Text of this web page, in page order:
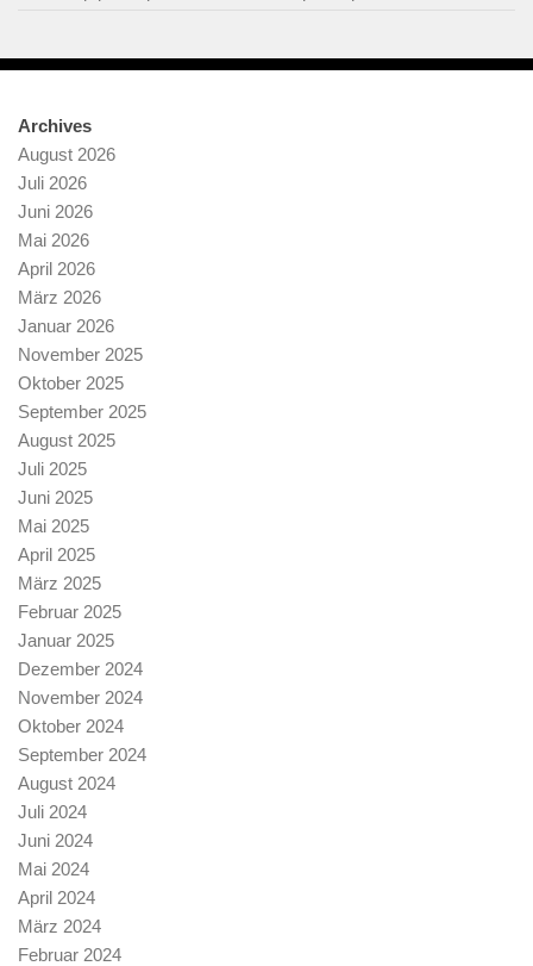
Archives
August 2026
Juli 2026
Juni 2026
Mai 2026
April 2026
März 2026
Januar 2026
November 2025
Oktober 2025
September 2025
August 2025
Juli 2025
Juni 2025
Mai 2025
April 2025
März 2025
Februar 2025
Januar 2025
Dezember 2024
November 2024
Oktober 2024
September 2024
August 2024
Juli 2024
Juni 2024
Mai 2024
April 2024
März 2024
Februar 2024